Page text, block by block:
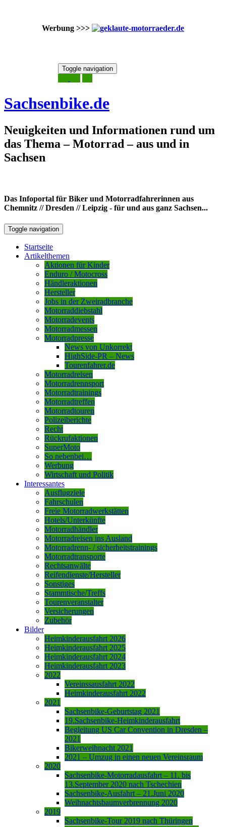
Werbung >>>
Toggle navigation
Sachsenbike.de
Neuigkeiten und Informationen rund um
das Thema – Motorrad – aus und in
Sachsen
Das Infoportal für Biker und Motorradfahrerinnen aus
Chemnitz // Dresden // Leipzig - für und aus ganz Sachsen...
Toggle navigation
Startseite
Artikelthemen
Aktionen für Kinder
Enduro / Motocross
Händleraktionen
Hersteller
Jobs in der Zweiradbranche
Motorraddiebstahl
Motorradevents
Motorradmessen
Motorradpresse
News von Unkorrekt
HighSide-PR – News
Tourenfahrer.de
Motorradreisen
Motorradrennsport
Motorradtrainings
Motorradtreffen
Motorradtouren
Polizeiberichte
Recht
Rückrufaktionen
SuperMoto
So nebenbei…
Werbung
Wirtschaft und Politik
Interessantes
Ausflugziele
Fahrschulen
Freie Motorradwerkstätten
Hotels/Unterkünfte
Motorradhändler
Motorradreisen ins Ausland
Motorradrenn- / sicherheitstrainings
Motorradtransporte
Rechtsanwälte
Reifendienste/Hersteller
Sonstiges
Stammtische/Treffs
Tourenveranstalter
Versicherungen
Zubehör
Bilder
Heimkinderausfahrt 2026
Heimkinderausfahrt 2025
Heimkinderausfahrt 2024
Heimkinderausfahrt 2023
2022
Vereinssausfahrt 2022
Heimkinderausfahrt 2022
2021
Sachsenbike-Geburtstag 2021
19.Sachsenbike-Heimkinderausfahrt
Begleitung US Car Convention in Dresden –
2021
Bikerweihnacht 2021
2021 – Umzug in einen neuen Vereinsraum
2020
Sachsenbike-Motorradausfahrt – 11. bis
13.September 2020 nach Tschechien
Sachsenbike-Ausfahrt – 21.Juni 2020
Weihnachtsbaumverbrennung 2020
2019
Sachsenbike-Tour 2019 nach Thüringen